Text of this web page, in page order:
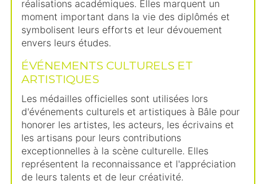
réalisations académiques. Elles marquent un
moment important dans la vie des diplômés et
symbolisent leurs efforts et leur dévouement
envers leurs études.
ÉVÉNEMENTS CULTURELS ET
ARTISTIQUES
Les médailles officielles sont utilisées lors
d'événements culturels et artistiques à Bâle pour
honorer les artistes, les acteurs, les écrivains et
les artisans pour leurs contributions
exceptionnelles à la scène culturelle. Elles
représentent la reconnaissance et l'appréciation
de leurs talents et de leur créativité.